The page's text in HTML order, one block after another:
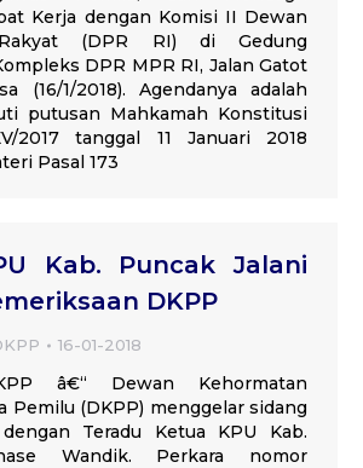
Kerja dengan Komisi II Dewan
(DPR RI) di Gedung
DPR MPR RI, Jalan Gatot
(16/1/2018). Agendanya adalah
putusan Mahkamah Konstitusi
2017 tanggal 11 Januari 2018
Pasal 173
Kab. Puncak Jalani
DKPP
16-01-2018
â€“ Dewan Kehormatan
Pemilu (DKPP) menggelar sidang
Teradu Ketua KPU Kab.
Wandik. Perkara nomor